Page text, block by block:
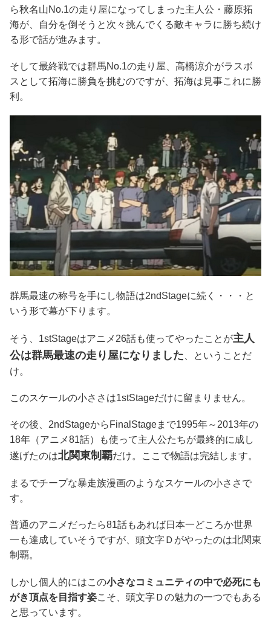
ら秋名山No.1の走り屋になってしまった主人公・藤原拓
海が、自分を倒そうと次々挑んでくる敵キャラに勝ち続け
る形で話が進みます。
そして最終戦では群馬No.1の走り屋、高橋涼介がラスボ
スとして拓海に勝負を挑むのですが、拓海は見事これに勝
利。
群馬最速の称号を手にし物語は2ndStageに続く・・・と
いう形で幕が下ります。
そう、1stStageはアニメ26話も使ってやったことが主人
公は群馬最速の走り屋になりました 、ということだ
け。
このスケールの小ささは1stStageだけに留まりません。
その後、2ndStageからFinalStageまで1995年～2013年の
18年（アニメ81話）も使って主人公たちが最終的に成し
遂げたのは北関東制覇だけ。ここで物語は完結します。
まるでチープな暴走族漫画のようなスケールの小ささで
す。
普通のアニメだったら81話もあれば日本一どころか世界
一も達成していそうですが、頭文字Ｄがやったのは北関東
制覇。
しかし個人的にはこの小さなコミュニティの中で必死にも
がき頂点を目指す姿こそ、頭文字Ｄの魅力の一つでもある
と思っています。